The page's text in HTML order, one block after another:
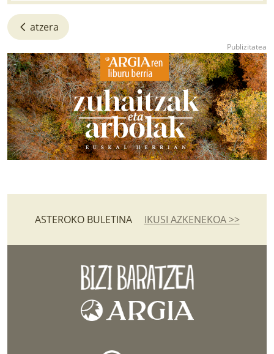
atzera
ASTEROKO BULETINA IKUSI AZKENEKOA >>